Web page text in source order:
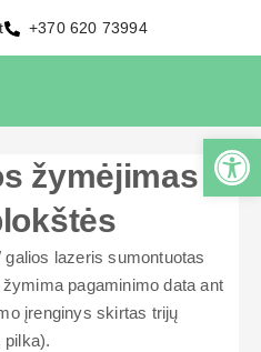
+370 620 73994
žymėjimas
lazeris sumontuotas
pagaminimo data ant
įrenginys skirtas trijų
pilka).